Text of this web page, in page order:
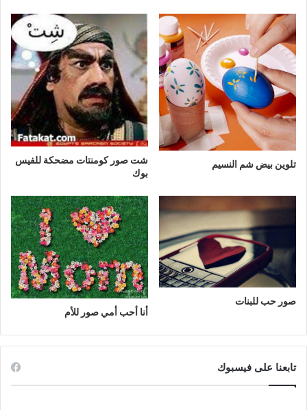
تلوين بيض شم النسيم
شت صور كومنتات مضحكة للفيس
بوك
صور حب للبنات
أنا أحب أمي صور للأم
تابعنا على فيسبوك